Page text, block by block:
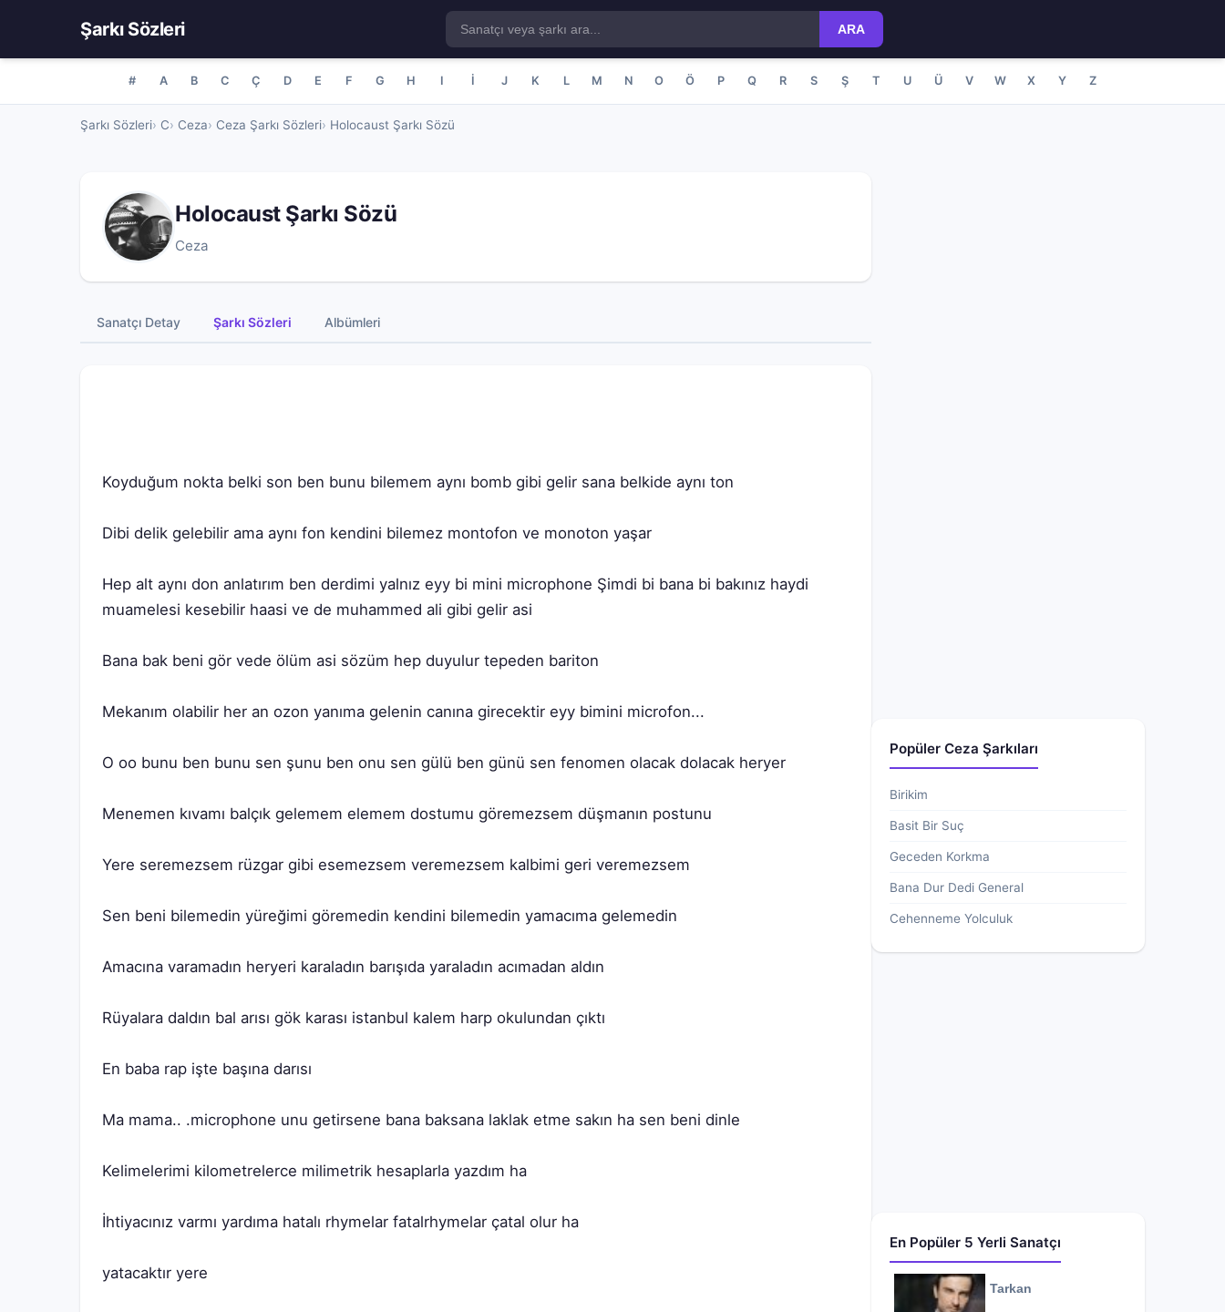
Şarkı Sözleri ARA
# A B C Ç D E F G H I İ J K L M N O Ö P Q R S Ş T U Ü V W X Y Z
Şarkı Sözleri C Ceza Ceza Şarkı Sözleri Holocaust Şarkı Sözü
Holocaust Şarkı Sözü
Ceza
Sanatçı Detay Şarkı Sözleri Albümleri
Hep alt aynı don anlatırım ben derdimi yalnız eyy bi mini microphone Şimdi bi bana bi bakınız haydi
Popüler Ceza Şarkıları
Birikim
Basit Bir Suç
Geceden Korkma
Bana Dur Dedi General
Cehenneme Yolculuk
En Popüler 5 Yerli Sanatçı
Tarkan